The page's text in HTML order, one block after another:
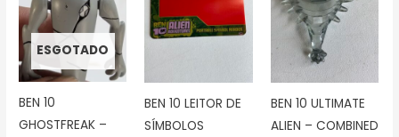
ESGOTADO
BEN 10
GHOSTFREAK –
BEN 10 LEITOR DE
SÍMBOLOS
BEN 10 ULTIMATE
ALIEN – COMBINED